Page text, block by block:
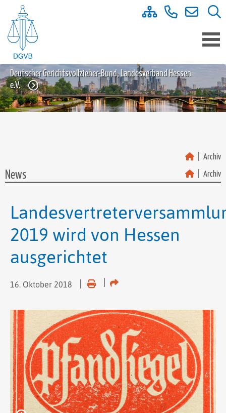
Deutscher Gerichtsvollzieher-Bund, Landesverband Hessen
e.V.
Archiv
News Archiv
2019 wird von Hessen
ausgerichtet
16. Oktober 2018